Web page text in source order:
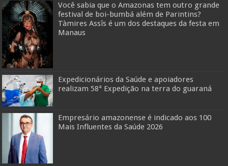
Você sabia que o Amazonas tem outro grande
festival de boi-bumbá além de Parintins?
Tàmires Assîs é um dos destaques da festa em
Manaus
Expedicionários da Saúde e apoiadores
realizam 58ª Expedição na terra do guaraná
Empresário amazonense é indicado aos 100
Mais Influentes da Saúde 2026